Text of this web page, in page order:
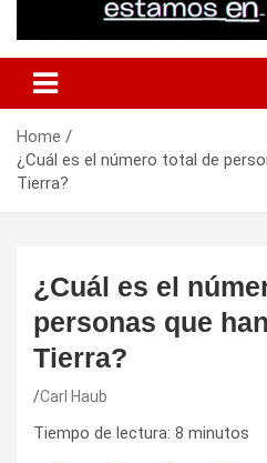
Home
¿Cuál es el número total de
Tierra?
¿Cuál es el
personas que
Tierra?
Carl Haub
Tiempo de lectura: 8 minutos